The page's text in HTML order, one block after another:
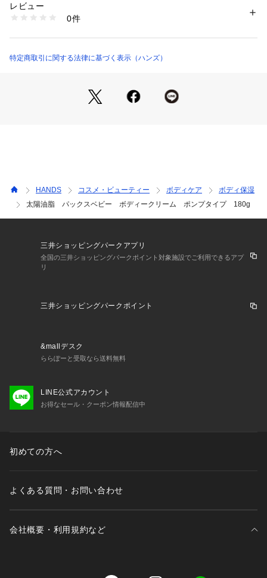
販売元：太陽油脂株式会社
成分：水、グリセリン、プロパンジオール、ホホバ種子油、マ
内容量（約）：180g
原産国：日本
・開封後は半年を目安に早めにご使用ください。
商品番号：
4904735056874 （ショップ）
レビュー
0件
特定商取引に関する法律に基づく表示（ハンズ）
HANDS コスメ・ビューティー ボディケア
ボディ保湿
太陽油脂 パックスベビー ボディークリーム ポンプタイプ 180g
三井ショッピングパークアプリ
全国の三井ショッピングパークポイント対象施設でご利用できるアプ
リ
三井ショッピングパークポイント
&mallデスク
ららぽーと受取なら送料無料
LINE公式アカウント
お得なセール・クーポン情報配信中
初めての方へ
よくある質問・お問い合わせ
会社概要・利用規約など